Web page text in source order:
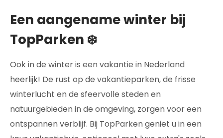
Een aangename winter bij
TopParken ❄️
Ook in de winter is een vakantie in Nederland
heerlijk! De rust op de vakantieparken, de frisse
winterlucht en de sfeervolle steden en
natuurgebieden in de omgeving, zorgen voor een
ontspannen verblijf. Bij TopParken geniet u in een